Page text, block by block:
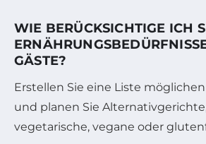
WIE BERÜCKSICHTIGE ICH
GÄSTE?
Erstellen Sie eine Liste
und planen Sie
vegetarische, vegane oder